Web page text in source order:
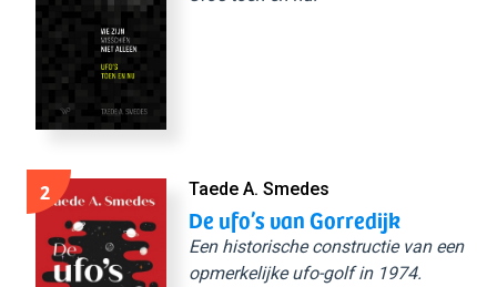
2 Taede A. Smedes
De ufo’s van Gorredijk
Een historische constructie van een
opmerkelijke ufo-golf in 1974.